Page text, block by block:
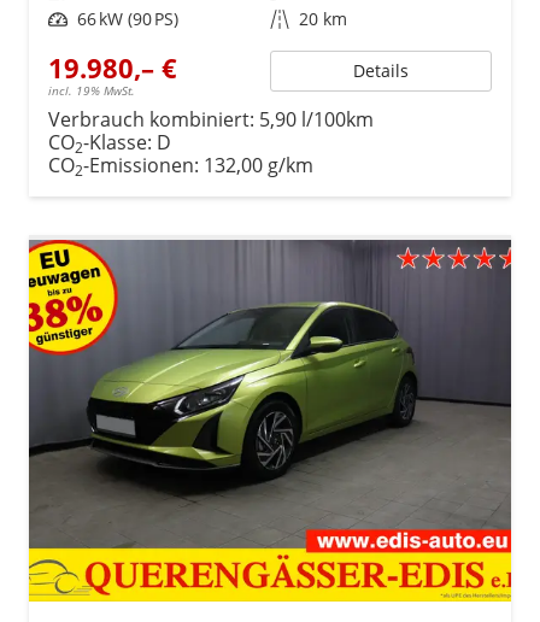
Leistung 66 kW (90 PS) Kilometerstand 20 km
19.980,– €
incl. 19% MwSt.
Details
Verbrauch kombiniert: 5,90 l/100km
CO2-Klasse: D
CO2-Emissionen: 132,00 g/km